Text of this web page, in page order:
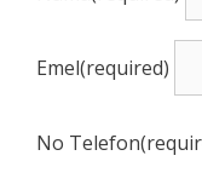
Emel(required)
No Telefon